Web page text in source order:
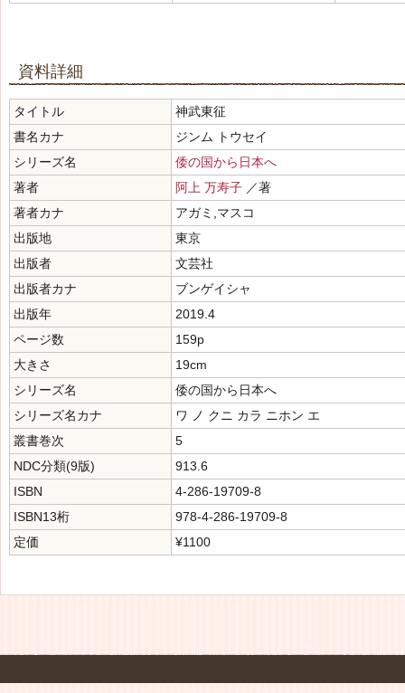
資料詳細
タイトル
神武東征
書名カナ
ジンム トウセイ
シリーズ名
倭の国から日本へ
著者
阿上 万寿子 ／著
著者カナ
アガミ,マスコ
出版地
東京
出版者
文芸社
出版者カナ
ブンゲイシャ
出版年
2019.4
ページ数
159p
大きさ
19cm
シリーズ名
倭の国から日本へ
シリーズ名カナ
ワ ノ クニ カラ ニホン エ
叢書巻次
5
NDC分類(9版)
913.6
ISBN
4-286-19709-8
ISBN13桁
978-4-286-19709-8
定価
¥1100